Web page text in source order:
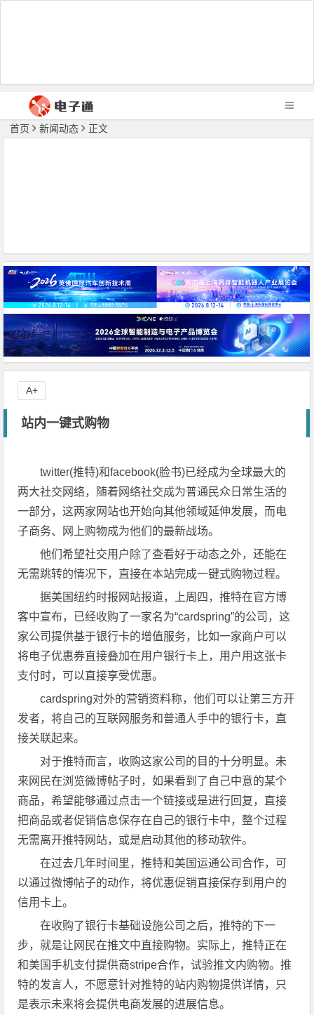
首页 新闻动态 正文
站内一键式购物
twitter(推特)和facebook(脸书)已经成为全球最大的
两大社交网络，随着网络社交成为普通民众日常生活的
一部分，这两家网站也开始向其他领域延伸发展，而电
子商务、网上购物成为他们的最新战场。
他们希望社交用户除了查看好于动态之外，还能在
无需跳转的情况下，直接在本站完成一键式购物过程。
据美国纽约时报网站报道，上周四，推特在官方博
客中宣布，已经收购了一家名为“cardspring”的公司，这
家公司提供基于银行卡的增值服务，比如一家商户可以
将电子优惠券直接叠加在用户银行卡上，用户用这张卡
支付时，可以直接享受优惠。
cardspring对外的营销资料称，他们可以让第三方开
发者，将自己的互联网服务和普通人手中的银行卡，直
接关联起来。
对于推特而言，收购这家公司的目的十分明显。未
来网民在浏览微博帖子时，如果看到了自己中意的某个
商品，希望能够通过点击一个链接或是进行回复，直接
把商品或者促销信息保存在自己的银行卡中，整个过程
无需离开推特网站，或是启动其他的移动软件。
在过去几年时间里，推特和美国运通公司合作，可
以通过微博帖子的动作，将优惠促销直接保存到用户的
信用卡上。
在收购了银行卡基础设施公司之后，推特的下一
步，就是让网民在推文中直接购物。实际上，推特正在
和美国手机支付提供商stripe合作，试验推文内购物。推
特的发言人，不愿意针对推特的站内购物提供详情，只
是表示未来将会提供电商发展的进展信息。
A+